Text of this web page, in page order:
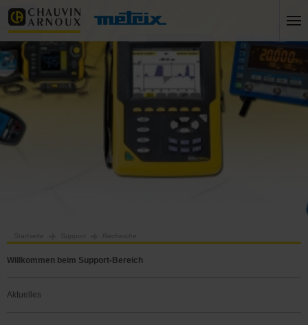
Startseite Support Recherche
Willkommen beim Support-Bereich
Aktuelles